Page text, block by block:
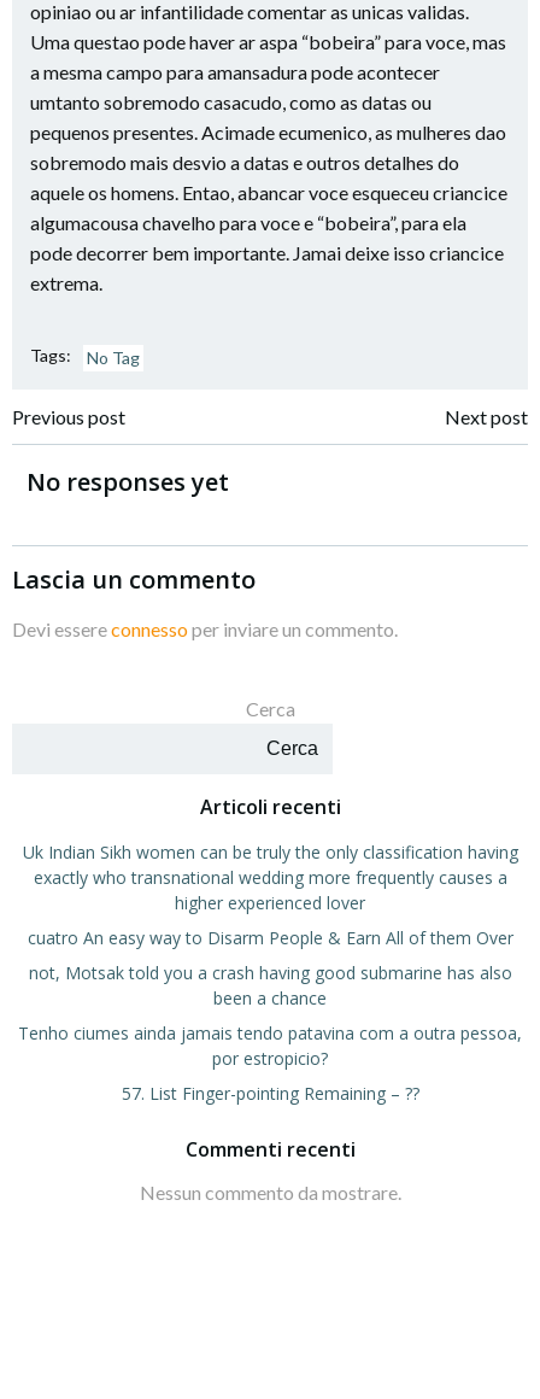
opiniao ou ar infantilidade comentar as unicas validas.
Uma questao pode haver ar aspa “bobeira” para voce, mas
a mesma campo para amansadura pode acontecer
umtanto sobremodo casacudo, como as datas ou
pequenos presentes. Acimade ecumenico, as mulheres dao
sobremodo mais desvio a datas e outros detalhes do
aquele os homens. Entao, abancar voce esqueceu criancice
algumacousa chavelho para voce e “bobeira”, para ela
pode decorrer bem importante. Jamai deixe isso criancice
extrema.
Tags: No Tag
Navigazione
articoli
Previous post
Navigazione
Next post
No responses yet
Lascia un commento
Devi essereconnessoper inviare un commento.
Cerca
Cerca
Articoli recenti
Uk Indian Sikh women can be truly the only classification having
exactly who transnational wedding more frequently causes a
higher experienced lover
cuatro An easy way to Disarm People & Earn All of them Over
not, Motsak told you a crash having good submarine has also
been a chance
Tenho ciumes ainda jamais tendo patavina com a outra pessoa,
por estropicio?
57. List Finger-pointing Remaining – ??
Commenti recenti
Nessun commento da mostrare.